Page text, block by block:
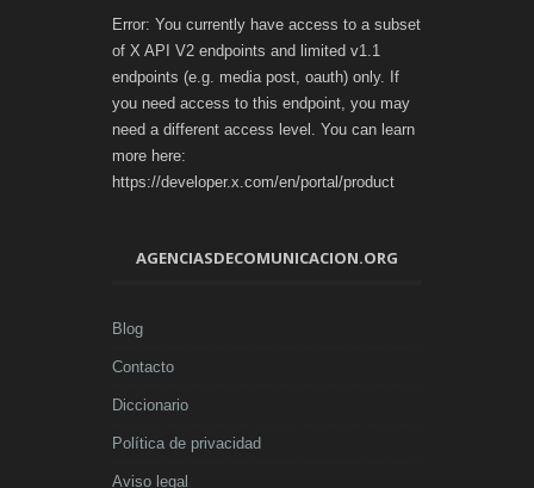
Error: You currently have access to a subset
of X API V2 endpoints and limited v1.1
endpoints (e.g. media post, oauth) only. If
you need access to this endpoint, you may
need a different access level. You can learn
more here:
https://developer.x.com/en/portal/product
AGENCIASDECOMUNICACION.ORG
Blog
Contacto
Diccionario
Política de privacidad
Aviso legal